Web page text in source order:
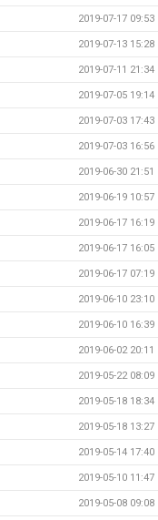
2019-07-17 09:53
2019-07-13 15:28
2019-07-11 21:34
2019-07-05 19:14
2019-07-03 17:43
2019-07-03 16:56
2019-06-30 21:51
2019-06-19 10:57
2019-06-17 16:19
2019-06-17 16:05
2019-06-17 07:19
2019-06-10 23:10
2019-06-10 16:39
2019-06-02 20:11
2019-05-22 08:09
2019-05-18 18:34
2019-05-18 13:27
2019-05-14 17:40
2019-05-10 11:47
2019-05-08 09:08